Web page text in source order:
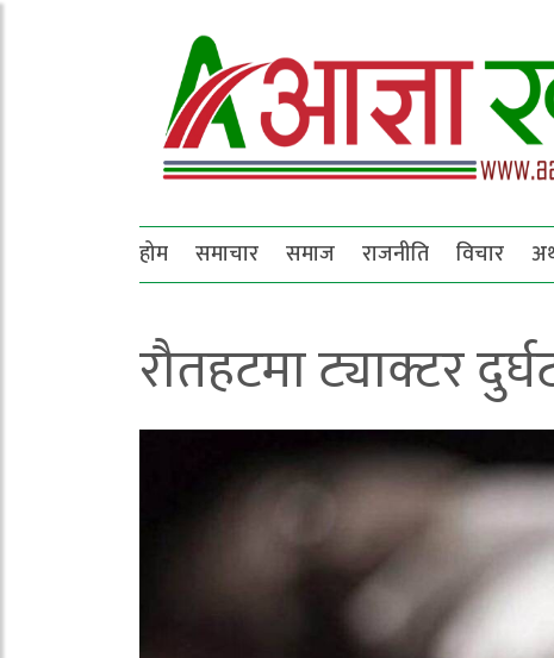
होम समाचार समाज राजनीति विचार
रौतहटमा ट्याक्टर